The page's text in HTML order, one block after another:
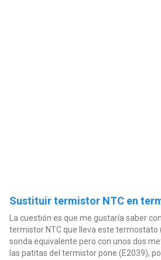
Sustituir termistor NTC en
La cuestión es que me gustaría saber
termistor NTC que lleva este termostato
sonda equivalente pero con unos dos
las patitas del termistor pone (E2039),